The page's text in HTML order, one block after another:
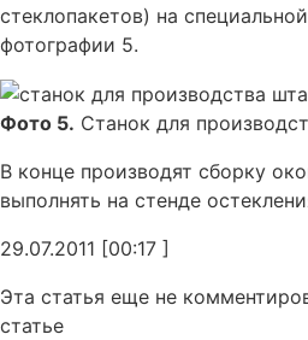
стеклопакетов) на
фотографии 5.
Фото 5. Станок для
В конце производят сборку
выполнять на стенде
29.07.2011 [00:17 ]
Эта статья еще не
статье